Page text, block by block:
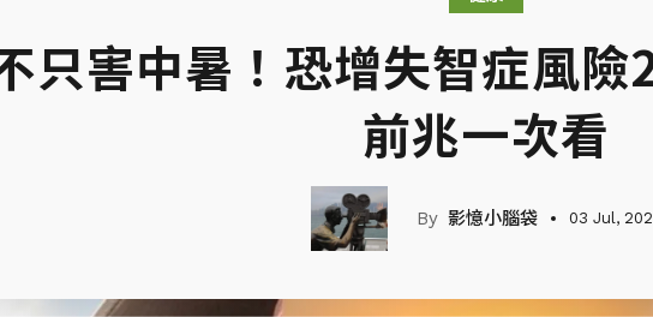
只害中暑！恐增失智症風險
前兆一次看
影憶小腦袋 03 Jul,